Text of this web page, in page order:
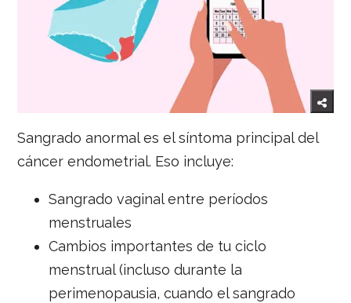
Sangrado anormal es el síntoma principal del
cáncer endometrial. Eso incluye:
Sangrado vaginal entre períodos
menstruales
Cambios importantes de tu ciclo
menstrual (incluso durante la
perimenopausia, cuando el sangrado